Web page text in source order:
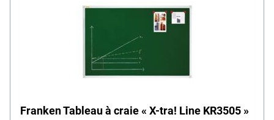
Franken Tableau à craie « X-tra! Line KR3505 »